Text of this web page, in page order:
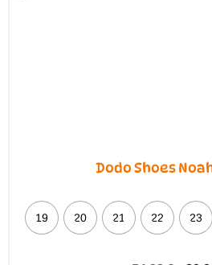
Dodo Shoes
19 20 21 22 23